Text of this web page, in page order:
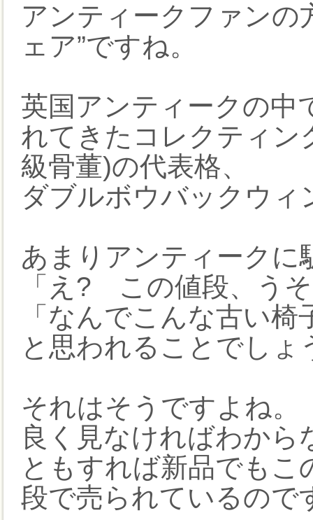
アンティークファンの
ェア”ですね。
英国アンティークの中
れてきたコレクティン
級骨董)の代表格、
ダブルボウバックウィ
あまりアンティークに
「え? この値段、う
「なんでこんな古い
と思われることでしょ
それはそうですよね。
良く見なければわから
ともすれば新品でも
段で売られているので